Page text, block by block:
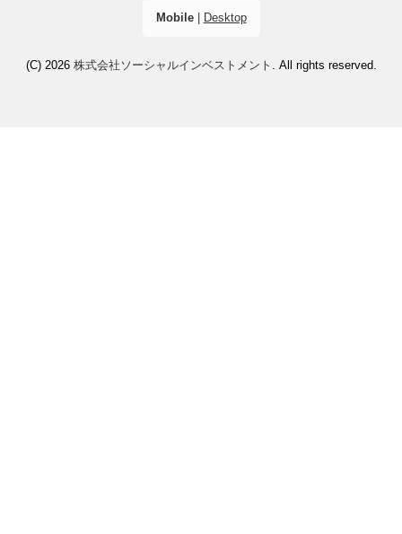
Mobile| Desktop
(C) 2026 株式会社ソーシャルインベストメント . All rights reserved.